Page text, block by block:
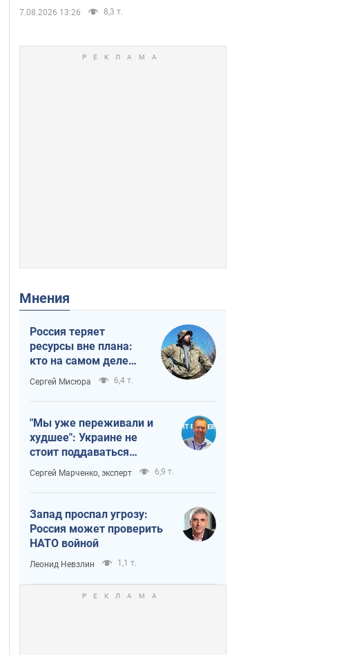
7.08.2026 13:26 8,3 т.
Мнения
Россия теряет
ресурсы вне плана:
кто на самом деле
диктует темп войны
Сергей Мисюра 6,4 т.
"Мы уже переживали и
худшее": Украине не
стоит поддаваться
отчаянию из-за
ракетного террора
Сергей Марченко, эксперт 6,9 т.
Запад проспал угрозу:
Россия может проверить
НАТО войной
Леонид Невзлин 1,1 т.